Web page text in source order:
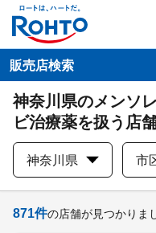
販売店検索
神奈川県のメン
ビ治療薬を扱う店
神奈川県 市
871件の店舗が見つかりま